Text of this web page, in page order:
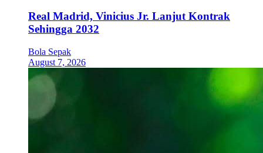
Real Madrid, Vinicius Jr. Lanjut Kontrak
Sehingga 2032
Bola Sepak
August 7, 2026